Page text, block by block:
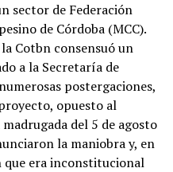
sector de Federación
de Córdoba (MCC).
Cotbn consensuó un
a la Secretaría de
postergaciones,
opuesto al
del 5 de agosto
la maniobra y, en
que era inconstitucional